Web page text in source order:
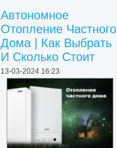
Автономное
Отопление Частного
Дома | Как Выбрать
И Сколько Стоит
13-03-2024 16:23